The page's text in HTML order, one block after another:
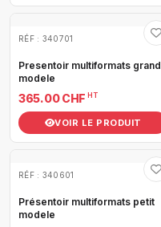
RÉF : 340701
Presentoir multiformats grand
modele
365.00 CHF HT
VOIR LE PRODUIT
RÉF : 340601
Présentoir multiformats petit
modele